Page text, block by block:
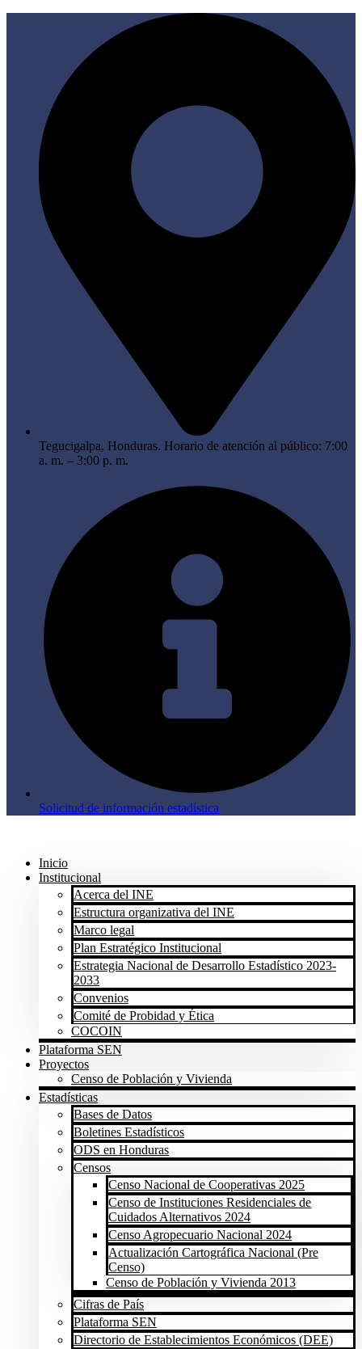
Tegucigalpa, Honduras. Horario de atención al público: 7:00
a. m. – 3:00 p. m.
Solicitud de información estadística
Inicio
Institucional
Acerca del INE
Estructura organizativa del INE
Marco legal
Plan Estratégico Institucional
Estrategia Nacional de Desarrollo Estadístico 2023-
2033
Convenios
Comité de Probidad y Ética
COCOIN
Plataforma SEN
Proyectos
Censo de Población y Vivienda
Estadísticas
Bases de Datos
Boletines Estadísticos
ODS en Honduras
Censos
Censo Nacional de Cooperativas 2025
Censo de Instituciones Residenciales de
Cuidados Alternativos 2024
Censo Agropecuario Nacional 2024
Actualización Cartográfica Nacional (Pre
Censo)
Censo de Población y Vivienda 2013
Cifras de País
Plataforma SEN
Directorio de Establecimientos Económicos (DEE)